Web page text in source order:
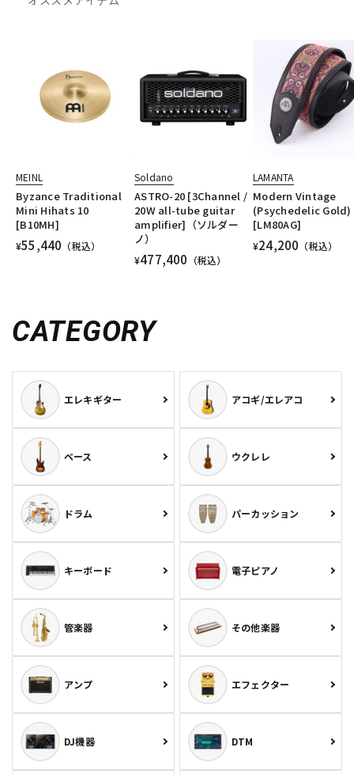
MEINL
Byzance Traditional
Mini Hihats 10
[B10MH]
¥55,440 （税込）
Soldano
ASTRO-20 [3Channel /
20W all-tube guitar
amplifier]（ソルダー
ノ）
¥477,400 （税込）
LAMANTA
Modern Vintage
(Psychedelic Gold)
[LM80AG]
¥24,200 （税込）
CATEGORY
エレキギター アコギ/エレアコ
ベース ウクレレ
ドラム パーカッション
キーボード 電子ピアノ
管楽器 その他楽器
アンプ エフェクター
DJ機器 DTM